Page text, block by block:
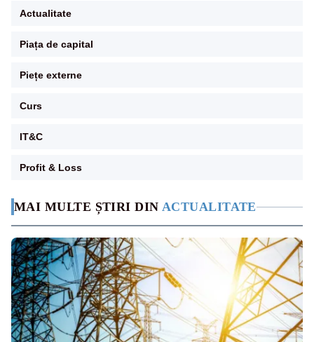
MAI MULTE ȘTIRI DIN ACTUALITATE
Actualitate
Piața de capital
Piețe externe
Curs
IT&C
Profit & Loss